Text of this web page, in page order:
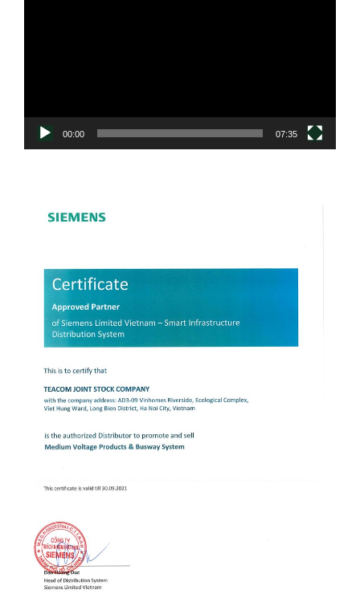
2 – Tap off Box (Hộp lấy điện)
4 – Đầu nối tủ điện
5 – Thanh Busway chuyển hướng
6 – Phụ kiện Busway
Thanh cái Busway dẫn điện thẳng
Có hoặc không có rào chắn lửa, EN 60439-2.
Chống cháy lớp S120 DIN 4102 Part 9, tiêu
Cấp độ bảo vệ IP54, (IP55 tùy theo yêu cầu)
(Chiều dài tiêu chuẩn 3 m / 2 m / 1 m. Chiều
dài tùy chỉnh từ 0,35 – 2,99 m, cài đặt ngang
hoặc dọc)
00:00 07:35